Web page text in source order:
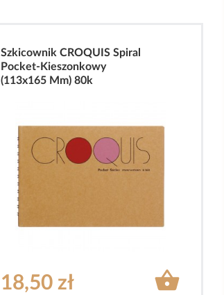
Szkicownik CROQUIS Spiral
Pocket-Kieszonkowy
(113x165 Mm) 80k
18,50 zł 